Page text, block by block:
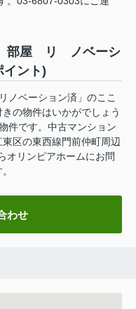
部屋 リ ノベーシ
イント)
ベーション済」のここ
の物件はいかがでしょう
件です。中古マンション
区の東西線門前仲町周辺
オリンピアホームにお問
わせ